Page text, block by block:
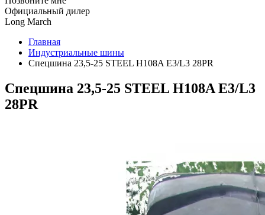
Официальный дилер
Long March
Главная
Индустриальные шины
Спецшина 23,5-25 STEEL H108A E3/L3 28PR
Спецшина 23,5-25 STEEL H108A E3/L3
28PR